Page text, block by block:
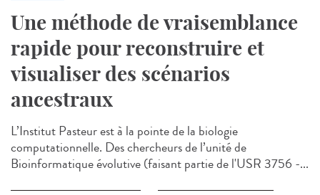
Une méthode de vraisemblance
rapide pour reconstruire et
visualiser des scénarios
ancestraux
L’Institut Pasteur est à la pointe de la biologie
computationnelle. Des chercheurs de l’unité de
Bioinformatique évolutive (faisant partie de l'USR 3756 -...